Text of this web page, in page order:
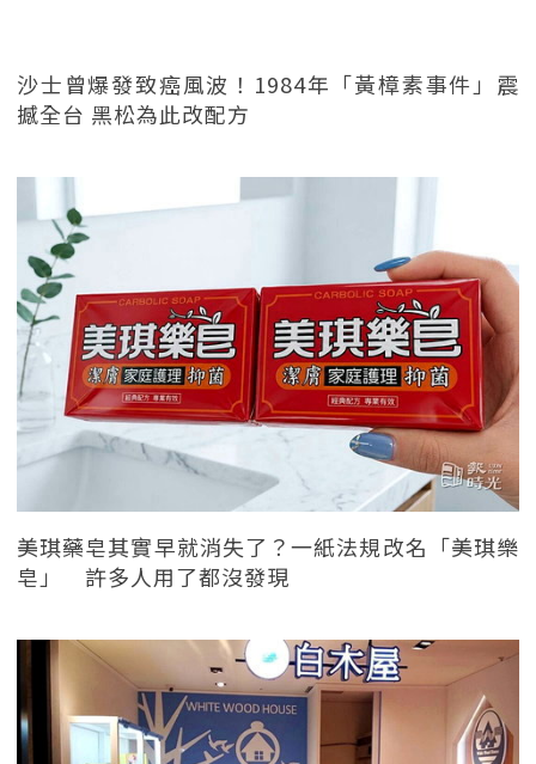
沙士曾爆發致癌風波！1984年「黃樟素事件」震
撼全台 黑松為此改配方
美琪藥皂其實早就消失了？一紙法規改名「美琪樂
皂」 許多人用了都沒發現